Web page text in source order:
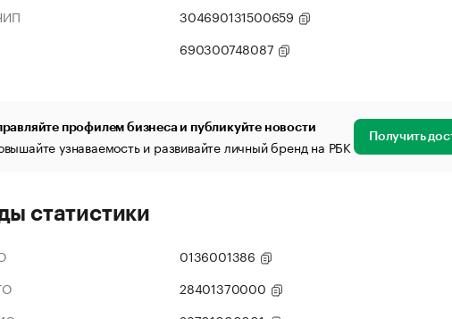
304690131500659
690300748087
профилем бизнеса и публикуйте новости
узнаваемость и развивайте личный бренд на РБК Получить
статистики
0136001386
28401370000